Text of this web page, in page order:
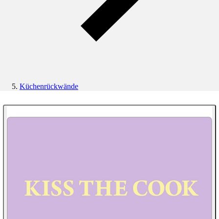
Küchenrückwände